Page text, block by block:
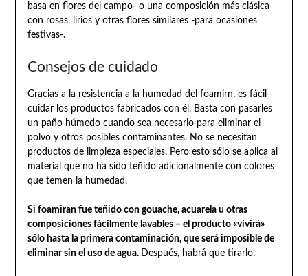
basa en flores del campo- o una composición más clásica
con rosas, lirios y otras flores similares -para ocasiones
festivas-.
Consejos de cuidado
Gracias a la resistencia a la humedad del foamirn, es fácil
cuidar los productos fabricados con él. Basta con pasarles
un paño húmedo cuando sea necesario para eliminar el
polvo y otros posibles contaminantes. No se necesitan
productos de limpieza especiales. Pero esto sólo se aplica al
material que no ha sido teñido adicionalmente con colores
que temen la humedad.
Si foamiran fue teñido con gouache, acuarela u otras
composiciones fácilmente lavables – el producto «vivirá»
sólo hasta la primera contaminación, que será imposible de
eliminar sin el uso de agua. Después, habrá que tirarlo.